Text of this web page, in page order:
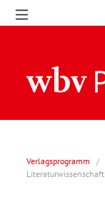
Verlagsprogramm /
Literaturwissenschaft